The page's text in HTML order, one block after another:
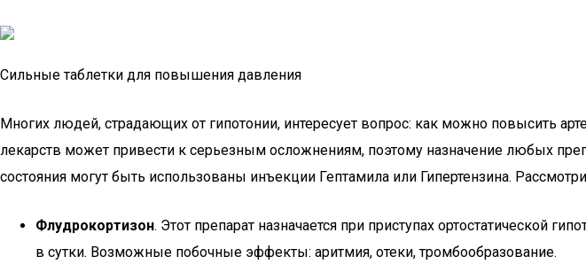
Сильные таблетки для повышения давления
Многих людей, страдающих от гипотонии, интересует вопрос: как можно повысить
лекарств может привести к серьезным осложнениям, поэтому назначение любых
состояния могут быть использованы инъекции Гептамила или Гипертензина.
Флудрокортизон. Этот препарат назначается при приступах ортостатической
в сутки. Возможные побочные эффекты: аритмия, отеки, тромбообразование.